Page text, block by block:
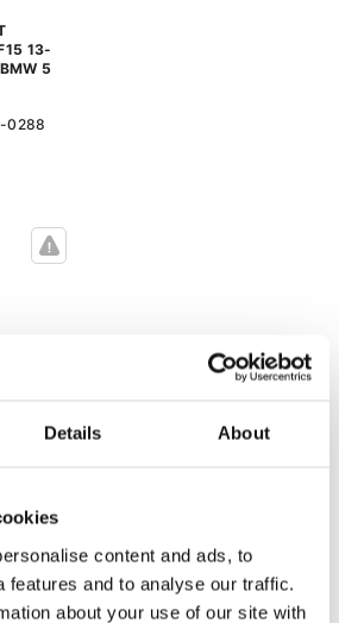
Details About
content and ads, to
features and to analyse our traffic.
about your use of our site with
13-
5
0288
АКТУАТОР
Електронний актуатор
(сервопривід) 4